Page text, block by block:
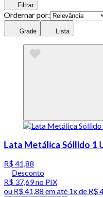
Filtrar
Ordernar por:
Grade Lista
Lata Metálica Sóllido 1
R$ 41,88
Desconto
R$ 37,69no PIX
ou R$ 41,88 em até 1x de R$